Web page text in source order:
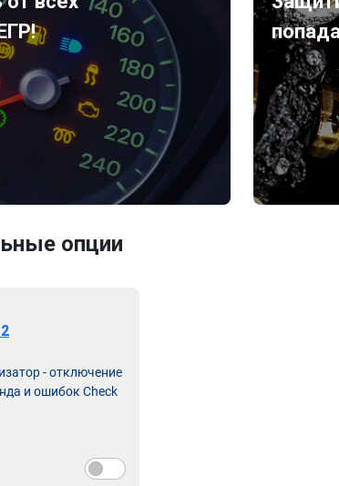
опции
- отключение
и ошибок Check